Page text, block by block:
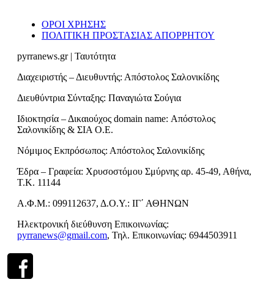
ΟΡΟΙ ΧΡΗΣΗΣ
ΠΟΛΙΤΙΚΗ ΠΡΟΣΤΑΣΙΑΣ ΑΠΟΡΡΗΤΟΥ
pyrranews.gr | Ταυτότητα
Διαχειριστής – Διευθυντής: Απόστολος Σαλονικίδης
Διευθύντρια Σύνταξης: Παναγιώτα Σούγια
Ιδιοκτησία – Δικαιούχος domain name: Απόστολος
Σαλονικίδης & ΣΙΑ Ο.Ε.
Νόμιμος Εκπρόσωπος: Απόστολος Σαλονικίδης
Έδρα – Γραφεία: Χρυσοστόμου Σμύρνης αρ. 45-49, Αθήνα,
Τ.Κ. 11144
Α.Φ.Μ.: 099112637, Δ.Ο.Υ.: ΙΓ΄ ΑΘΗΝΩΝ
Ηλεκτρονική διεύθυνση Επικοινωνίας:
pyrranews@gmail.com, Τηλ. Επικοινωνίας: 6944503911